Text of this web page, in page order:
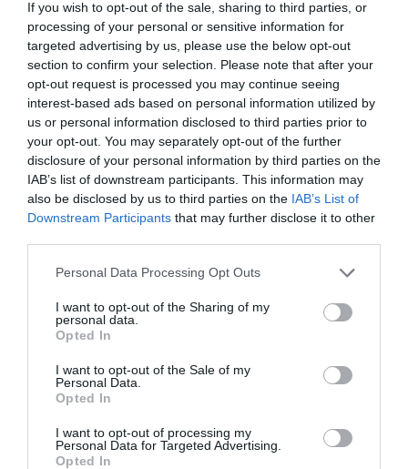
If you wish to opt-out of the sale, sharing to third parties, or
processing of your personal or sensitive information for
targeted advertising by us, please use the below opt-out
section to confirm your selection. Please note that after your
opt-out request is processed you may continue seeing
interest-based ads based on personal information utilized by
us or personal information disclosed to third parties prior to
your opt-out. You may separately opt-out of the further
disclosure of your personal information by third parties on the
IAB’s list of downstream participants. This information may
also be disclosed by us to third parties on the IAB’s List of
Downstream Participants that may further disclose it to other
Personal Data Processing Opt Outs
I want to opt-out of the Sharing of my
personal data.
Opted In
I want to opt-out of the Sale of my
Personal Data.
Opted In
I want to opt-out of processing my
Personal Data for Targeted Advertising.
Opted In
0.0
0% zákazníkov odporúča produkt
5
4
Pre pridanie recenzie sa musíte